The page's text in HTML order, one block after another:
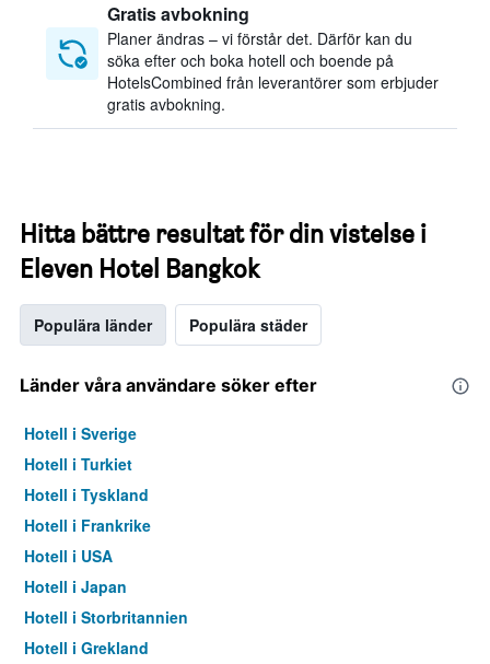
Gratis avbokning
Planer ändras – vi förstår det. Därför kan du
söka efter och boka hotell och boende på
HotelsCombined från leverantörer som erbjuder
gratis avbokning.
Hitta bättre resultat för din vistelse i
Eleven Hotel Bangkok
Populära länder Populära städer
Länder våra användare söker efter
Hotell i Sverige
Hotell i Turkiet
Hotell i Tyskland
Hotell i Frankrike
Hotell i USA
Hotell i Japan
Hotell i Storbritannien
Hotell i Grekland